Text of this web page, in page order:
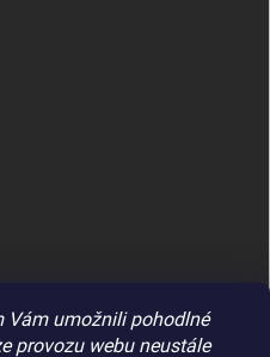
Vám umožnili pohodlné
provozu webu neustále